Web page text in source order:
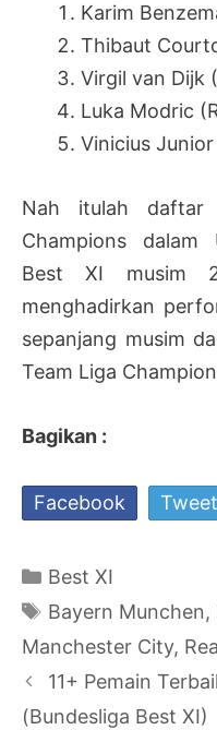
Karim
Thibaut
Virgil van Dijk
Luka Modric
Vinicius
Nah itulah daftar
Champions dalam
Best XI musim
menghadirkan
sepanjang musim
Team Liga
Bagikan :
Facebook Tweet
Kategori
Best XI
Tag
Bayern Munchen,
Manchester City,
Navigasi
Tulisan
11+ Pemain
(Bundesliga Best XI)